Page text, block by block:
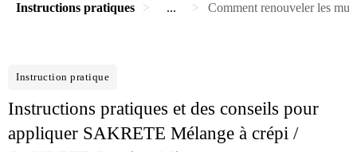
Instructions pratiques ... Comment renouveler les
Instruction pratique
Instructions pratiques et des conseils pour
appliquer SAKRETE Mélange à crépi /